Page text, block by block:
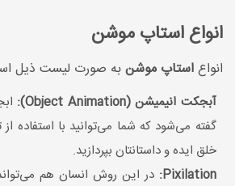
انواع استاپ موشن
انواعاستاپ موشنبه صورت لیست ذیل
آبجکت انیمیشن (Object Animation):
گفته می‌شود که شما می‌توانید با استفاده از
خلق ایده و داستانتان بپردازید.
Pixilation: در این روش انسان هم